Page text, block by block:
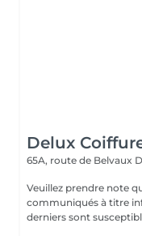
Delux
65A, route de Belvaux
Veuillez prendre note
communiqués à titre
derniers sont